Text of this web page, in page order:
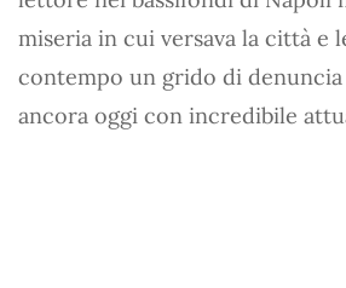
miseria in cui versava la città e
contempo un grido di
ancora oggi con incredibile